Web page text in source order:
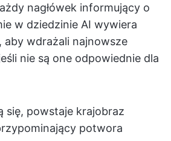
nagłówek informujący o
w dziedzinie AI wywiera
aby wdrażali najnowsze
nie są one odpowiednie dla
się, powstaje krajobraz
potwora